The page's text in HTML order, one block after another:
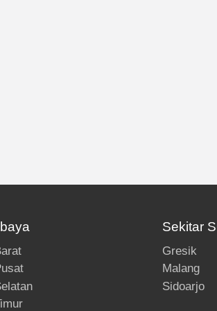
Sekitar
Gresik
Malang
Sidoarjo